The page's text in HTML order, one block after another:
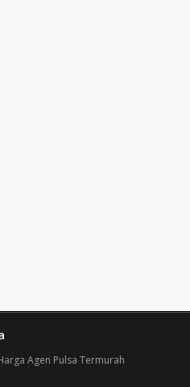
Agen Pulsa Termurah